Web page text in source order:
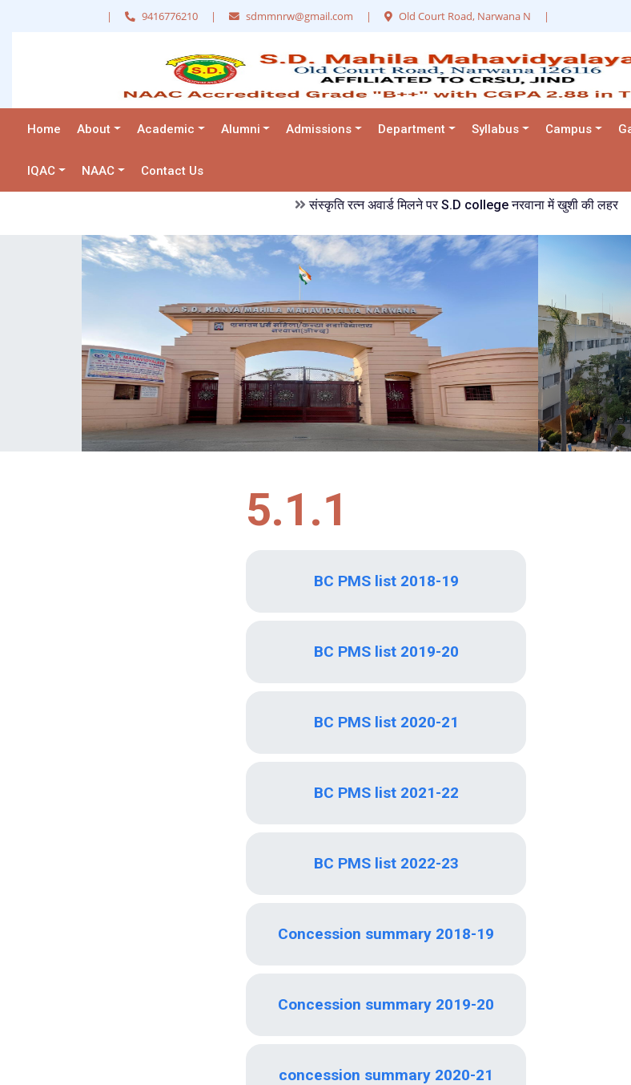
| 9416776210 | sdmmnrw@gmail.com | Old Court Road, Narwana N |
Home About Academic Alumni Admissions Department Syllabus Campus
IQAC NAAC Contact Us
संस्कृति रत्न अवार्ड मिलने पर S.D college नरवाना में खुशी की लहर S.D
5.1.1
BC PMS list 2018-19
BC PMS list 2019-20
BC PMS list 2020-21
BC PMS list 2021-22
BC PMS list 2022-23
Concession summary 2018-19
Concession summary 2019-20
concession summary 2020-21